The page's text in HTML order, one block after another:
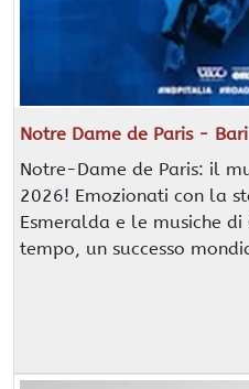
Notre Dame de Paris -
Notre-Dame de Paris: il
2026! Emozionati con la
Esmeralda e le musiche di
tempo, un successo